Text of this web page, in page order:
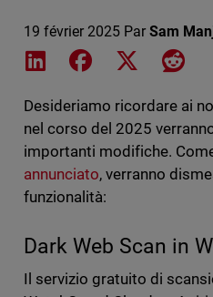
19 février 2025 Par Sam
Share on LinkedIn
Share on Facebook
Share on X
Desideriamo ricordare ai
nel corso del 2025
importanti modifiche.
annunciato, verranno
funzionalità:
Dark Web Scan in
Il servizio gratuito di